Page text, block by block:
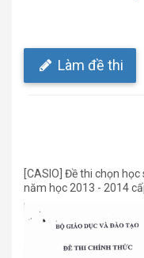
Làm đề thi
[CASIO] Đề thi chọn
năm học 2013 - 2014